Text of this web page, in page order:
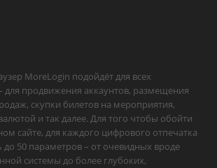
MoreLogin подойдёт для всех
для продвижения аккаунтов, размещения
скупки билетов на мероприятия,
и так далее. Для того чтобы обойти
сайте, для каждого цифрового отпечатка
50 параметров – от очевидных вроде
системы до более глубоких,